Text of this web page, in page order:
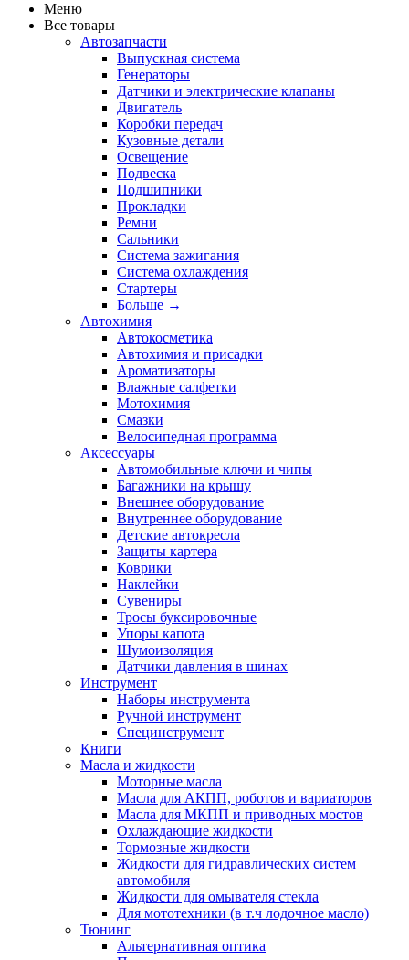
Меню
Все товары
Автозапчасти
Выпускная система
Генераторы
Датчики и электрические клапаны
Двигатель
Коробки передач
Кузовные детали
Освещение
Подвеска
Подшипники
Прокладки
Ремни
Сальники
Система зажигания
Система охлаждения
Стартеры
Больше →
Автохимия
Автокосметика
Автохимия и присадки
Ароматизаторы
Влажные салфетки
Мотохимия
Смазки
Велосипедная программа
Аксессуары
Автомобильные ключи и чипы
Багажники на крышу
Внешнее оборудование
Внутреннее оборудование
Детские автокресла
Защиты картера
Коврики
Наклейки
Сувениры
Тросы буксировочные
Упоры капота
Шумоизоляция
Датчики давления в шинах
Инструмент
Наборы инструмента
Ручной инструмент
Специнструмент
Книги
Масла и жидкости
Моторные масла
Масла для АКПП, роботов и вариаторов
Масла для МКПП и приводных мостов
Охлаждающие жидкости
Тормозные жидкости
Жидкости для гидравлических систем
автомобиля
Жидкости для омывателя стекла
Для мототехники (в т.ч лодочное масло)
Тюнинг
Альтернативная оптика